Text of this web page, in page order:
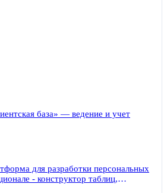
база» — ведение и учет
для разработки персональных
- конструктор таблиц,